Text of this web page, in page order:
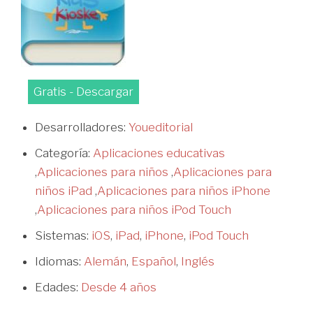
Gratis - Descargar
Desarrolladores: Youeditorial
Categoría: Aplicaciones educativas
,Aplicaciones para niños ,Aplicaciones para
niños iPad ,Aplicaciones para niños iPhone
,Aplicaciones para niños iPod Touch
Sistemas: iOS, iPad, iPhone, iPod Touch
Idiomas: Alemán, Español, Inglés
Edades: Desde 4 años